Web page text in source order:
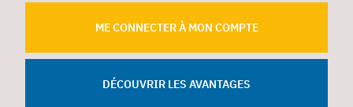
ME CONNECTER À MON COMPTE
DÉCOUVRIR LES AVANTAGES